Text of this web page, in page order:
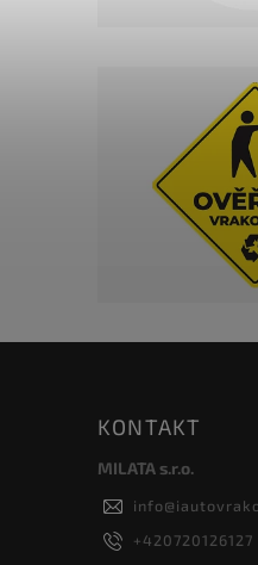
KONTAKT
MILATA s.r.o.
info@
+420720126127